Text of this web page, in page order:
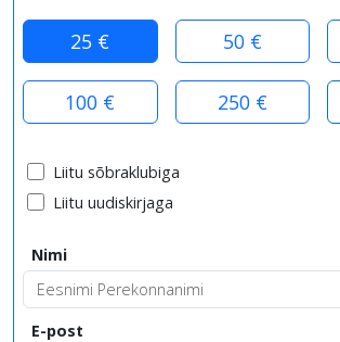
25 € 50 €
100 € 250 €
Liitu sõbraklubiga
Liitu uudiskirjaga
Nimi
E-post